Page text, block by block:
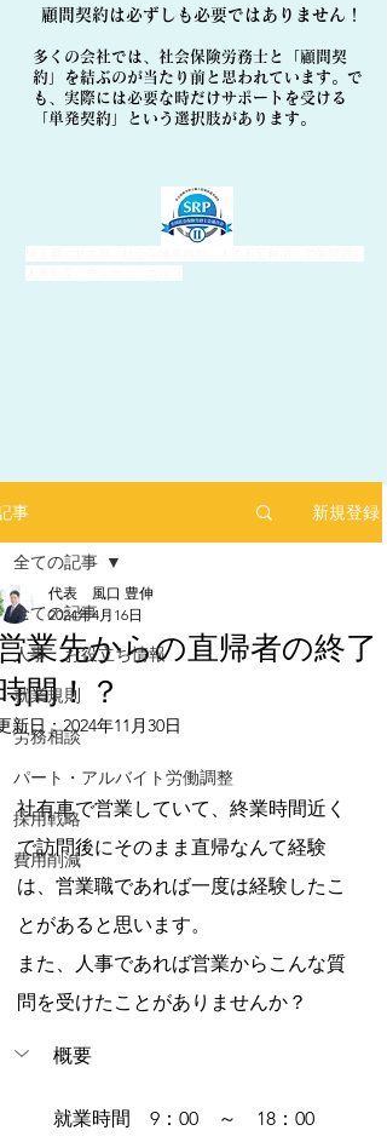
顧問契約は必ずしも必要ではありません！
多くの会社では、社会保険労務士と「顧問契
約」を結ぶのが当たり前と思われています。で
も、実際には必要な時だけサポートを受ける
「単発契約」という選択肢があります。
2025年1月にリリースした求人サイト「あるバ
イ」を運営する㈱ヒプスターの情報サイトに、
弊社が掲載されました！
「あるバイ」は無料掲載(2025年6月現在)、採用
しても費用が掛からない媒体です。
​是非、ご活用ください！！
【あるバイ関東版】アルバイト・バイト・パー
トの求人・仕事を探そう！アルバイト情報はこ
こに【あるバイ】
事 新規登録
全ての記事
人事 お役立ち情報
就業規則
労務相談
パート・アルバイト労働調整
採用戦略
費用削減
全ての記事
業先からの直帰者の終了
間！？
代表 風口 豊伸
2024年4月16日
新日：2024年11月30日
5つ星のうちNaNと評価されています。
社有車で営業していて、終業時間近く
で訪問後にそのまま直帰なんて経験
は、営業職であれば一度は経験したこ
とがあると思います。
また、人事であれば営業からこんな質
問を受けたことがありませんか？
概要
就業時間　9：00　～　18：00